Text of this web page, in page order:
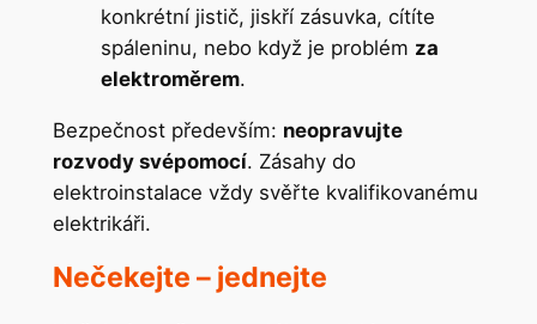
konkrétní jistič, jiskří zásuvka, cítíte
spáleninu, nebo když je problém za
elektroměrem.
Bezpečnost především: neopravujte
rozvody svépomocí. Zásahy do
elektroinstalace vždy svěřte kvalifikovanému
elektrikáři.
Nečekejte – jednejte